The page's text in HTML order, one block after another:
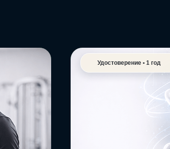
Удостоверение • 1 год